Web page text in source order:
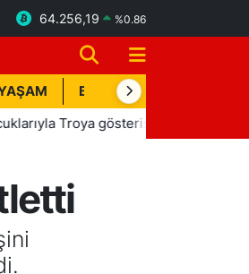
64.256,19 %0.86
BİK İLAN
gösterisinde sahne aldı